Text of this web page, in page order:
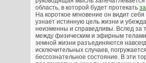
область, в которой будет протекать
На короткое мгновение он видит
узнает истинную цель жизни и
неизменны и справедливы. Вслед за
между физическим и эфирным
земной жизни разъединяются
исключительных случаев,
бессознательное состояние. В эти